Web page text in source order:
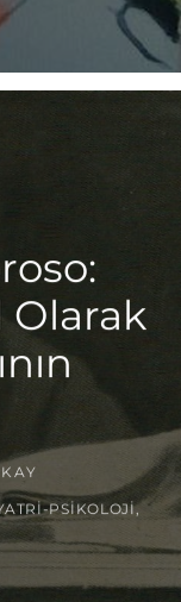
Olarak
PSIKOLOJI,